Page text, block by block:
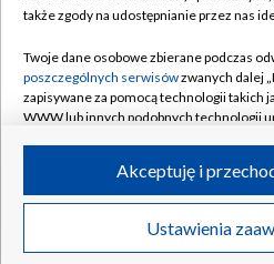
Rada Programowa
System NOS
Informacje o nadawcy
Program dla prasy
Ogłoszenie przetargowe
Pomoc
©2026 Telewizja
także zgody na udostępnianie przez nas
Twoje dane osobowe zbierane podczas
poszczególnych serwisówzwanych dalej
zapisywane za pomocą technologii takich
WWW lub innych podobnych technologii
ruchu w Internecie.
Twoje dane osobowe zbierane podczas
poszczególnych serwisówna Portalu,
Ustawienia
Akceptuję i